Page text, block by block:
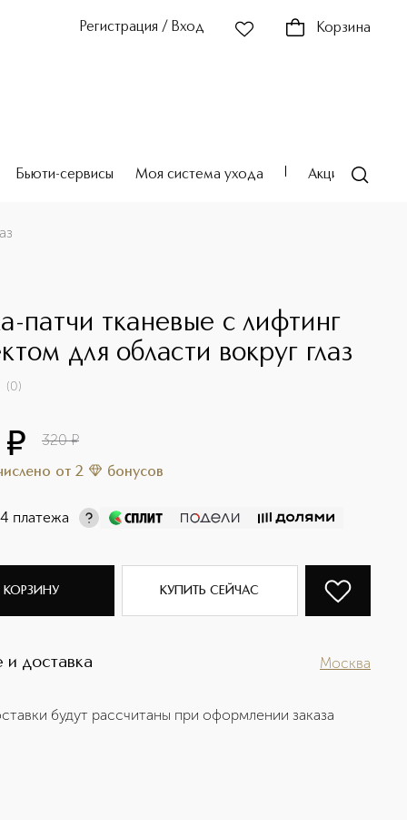
Регистрация / Вход Корзина
Бьюти-сервисы Моя система ухода Акции
патчи тканевые с лифтинг
для области вокруг глаз
(0)
¤ 320 ¤
от 2 бонусов
платежа
КОРЗИНУ КУПИТЬ СЕЙЧАС
и доставка Москва
будут рассчитаны при оформлении заказа